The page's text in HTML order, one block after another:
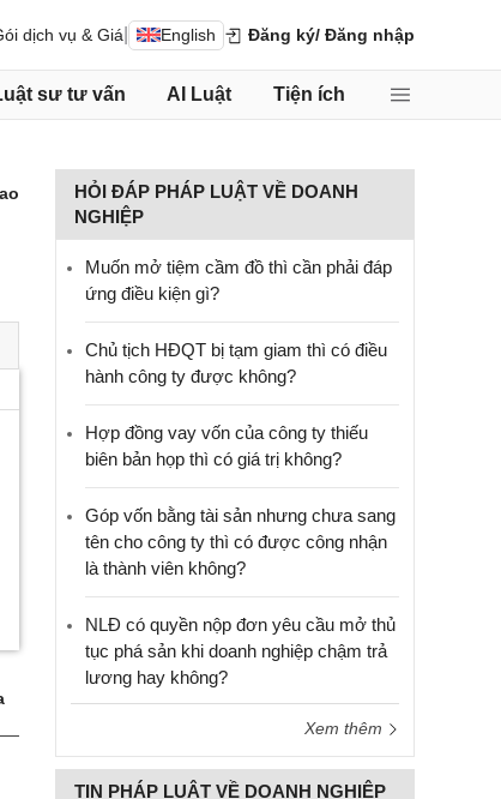
dịch vụ & Giá English Đăng ký/ Đăng nhập
sư tư vấn AI Luật Tiện ích
HỎI ĐÁP PHÁP LUẬT VỀ DOANH
NGHIỆP
Muốn mở tiệm cầm đồ thì cần phải đáp
ứng điều kiện gì?
Chủ tịch HĐQT bị tạm giam thì có điều
hành công ty được không?
Hợp đồng vay vốn của công ty thiếu
biên bản họp thì có giá trị không?
Góp vốn bằng tài sản nhưng chưa sang
tên cho công ty thì có được công nhận
là thành viên không?
NLĐ có quyền nộp đơn yêu cầu mở thủ
tục phá sản khi doanh nghiệp chậm trả
lương hay không?
Xem thêm
TIN PHÁP LUẬT VỀ DOANH NGHIỆP